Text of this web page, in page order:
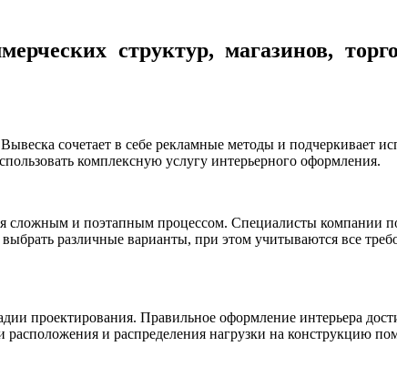
структур, магазинов,
сочетает в себе рекламные методы и подчеркивает
комплексную услугу интерьерного оформления.
сложным и поэтапным процессом. Специалисты компании
различные варианты, при этом учитываются все
проектирования. Правильное оформление интерьера
расположения и распределения нагрузки на конструкцию